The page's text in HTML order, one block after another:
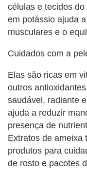
células e tecidos
em potássio ajuda
musculares e o
Cuidados com a
Elas são ricas em
outros
saudável, radiante
ajuda a reduzir
presença de
Extratos de ameixa
produtos para
de rosto e pacotes